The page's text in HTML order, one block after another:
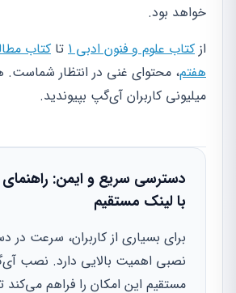
خواهد بود.
از کتاب علوم و فنون ادبی 1 تا کتاب
هفتم، محتوای غنی در انتظار شماست.
میلیونی کاربران آی‌گپ بپیوندید.
دسترسی سریع و ایمن:
با لینک مستقیم
برای بسیاری از کاربران، سرعت در
نصبی اهمیت بالایی دارد. نصب
مستقیم این امکان را فراهم می‌کند